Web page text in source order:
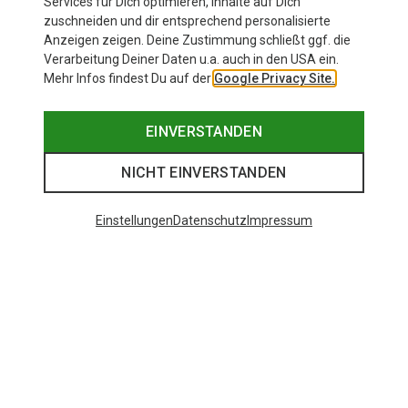
zuschneiden und dir entsprechend personalisierte
Anzeigen zeigen. Deine Zustimmung schließt ggf. die
Verarbeitung Deiner Daten u.a. auch in den USA ein.
Mehr Infos findest Du auf der Google Privacy Site.
EINVERSTANDEN
NICHT EINVERSTANDEN
EinstellungenDatenschutz Impressum